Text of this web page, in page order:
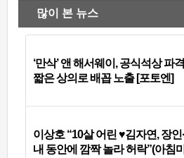
많이 본 뉴스
‘만삭’ 앤 해서웨이, 공식석상 파
짧은 상의로 배꼽 노출 [포토엔]
이상호 “10살 어린 ♥김자연, 장인
내 동안에 깜짝 놀라 허락”(아침